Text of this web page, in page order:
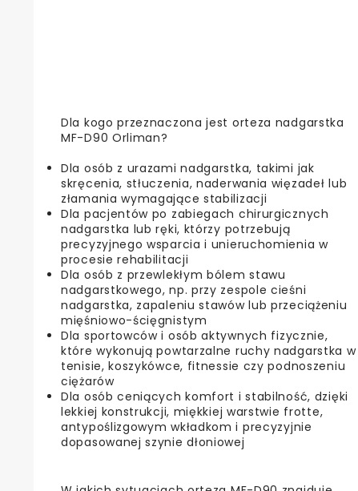
Dla kogo przeznaczona jest orteza nadgarstka
MF-D90 Orliman?
Dla osób z urazami nadgarstka, takimi jak
skręcenia, stłuczenia, naderwania więzadeł lub
złamania wymagające stabilizacji
Dla pacjentów po zabiegach chirurgicznych
nadgarstka lub ręki, którzy potrzebują
precyzyjnego wsparcia i unieruchomienia w
procesie rehabilitacji
Dla osób z przewlekłym bólem stawu
nadgarstkowego, np. przy zespole cieśni
nadgarstka, zapaleniu stawów lub przeciążeniu
mięśniowo-ścięgnistym
Dla sportowców i osób aktywnych fizycznie,
które wykonują powtarzalne ruchy nadgarstka w
tenisie, koszykówce, fitnessie czy podnoszeniu
ciężarów
Dla osób ceniących komfort i stabilność, dzięki
lekkiej konstrukcji, miękkiej warstwie frotte,
antypoślizgowym wkładkom i precyzyjnie
dopasowanej szynie dłoniowej